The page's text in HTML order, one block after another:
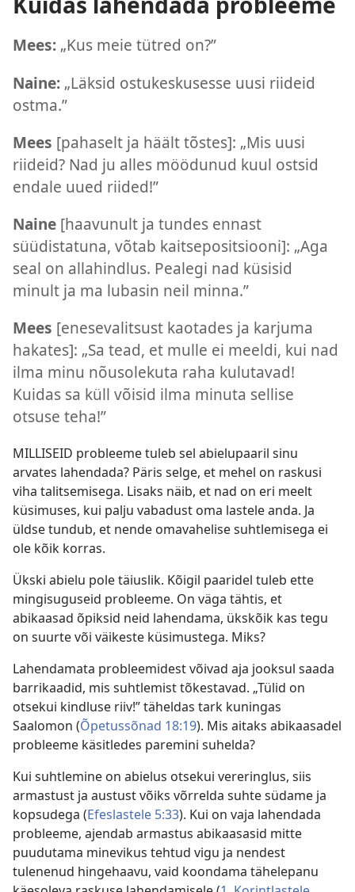
Mees: „Kus meie tütred on?”
Naine: „Läksid ostukeskusesse uusi riideid
ostma.”
Mees [pahaselt ja häält tõstes]: „Mis uusi
riideid? Nad ju alles möödunud kuul ostsid
endale uued riided!”
Naine [haavunult ja tundes ennast
süüdistatuna, võtab kaitsepositsiooni]: „Aga
seal on allahindlus. Pealegi nad küsisid
minult ja ma lubasin neil minna.”
Mees [enesevalitsust kaotades ja karjuma
hakates]: „Sa tead, et mulle ei meeldi, kui nad
ilma minu nõusolekuta raha kulutavad!
Kuidas sa küll võisid ilma minuta sellise
otsuse teha!”
MILLISEID probleeme tuleb sel abielupaaril sinu
arvates lahendada? Päris selge, et mehel on raskusi
viha talitsemisega. Lisaks näib, et nad on eri meelt
küsimuses, kui palju vabadust oma lastele anda. Ja
üldse tundub, et nende omavahelise suhtlemisega ei
ole kõik korras.
Ükski abielu pole täiuslik. Kõigil paaridel tuleb ette
mingisuguseid probleeme. On väga tähtis, et
abikaasad õpiksid neid lahendama, ükskõik kas tegu
on suurte või väikeste küsimustega. Miks?
Lahendamata probleemidest võivad aja jooksul saada
barrikaadid, mis suhtlemist tõkestavad. „Tülid on
otsekui kindluse riiv!” täheldas tark kuningas
Saalomon (Õpetussõnad 18:19). Mis aitaks abikaasadel
probleeme käsitledes paremini suhelda?
Kui suhtlemine on abielus otsekui vereringlus, siis
armastust ja austust võiks võrrelda suhte südame ja
kopsudega (Efeslastele 5:33). Kui on vaja lahendada
probleeme, ajendab armastus abikaasasid mitte
puudutama minevikus tehtud vigu ja nendest
tulenenud hingehaavu, vaid koondama tähelepanu